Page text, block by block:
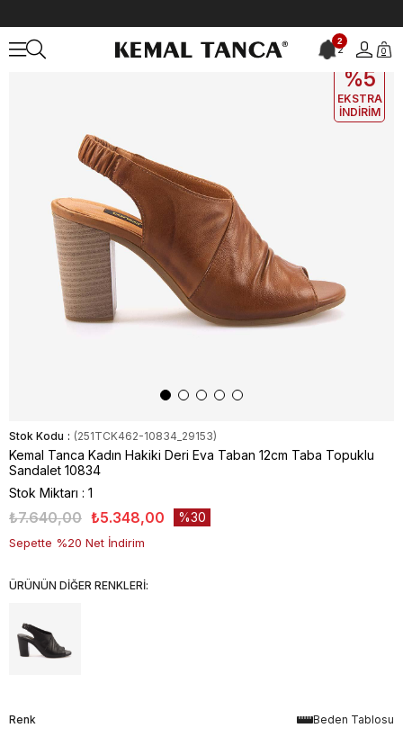
2
2 0
EKLE5
%5
EKSTRA
İNDİRİM
Stok Kodu (251TCK462-10834_29153)
Kemal Tanca Kadın Hakiki Deri Eva Taban 12cm Taba Topuklu
Sandalet 10834
Stok Miktarı : 1
₺7.640,00 ₺5.348,00 30
Sepette %20 Net İndirim
ÜRÜNÜN DİĞER RENKLERİ:
Beden Tablosu
Renk